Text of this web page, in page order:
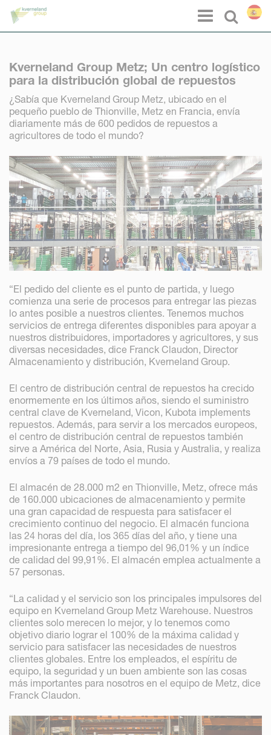
Select
Menu
Kverneland Group Metz; Un centro logístico
para la distribución global de repuestos
¿Sabía que Kverneland Group Metz, ubicado en el
pequeño pueblo de Thionville, Metz en Francia, envía
diariamente más de 600 pedidos de repuestos a
agricultores de todo el mundo?
“El pedido del cliente es el punto de partida, y luego
comienza una serie de procesos para entregar las piezas
lo antes posible a nuestros clientes. Tenemos muchos
servicios de entrega diferentes disponibles para apoyar a
nuestros distribuidores, importadores y agricultores, y sus
diversas necesidades, dice Franck Claudon, Director
Almacenamiento y distribución, Kverneland Group.
El centro de distribución central de repuestos ha crecido
enormemente en los últimos años, siendo el suministro
central clave de Kverneland, Vicon, Kubota implements
repuestos. Además, para servir a los mercados europeos,
el centro de distribución central de repuestos también
sirve a América del Norte, Asia, Rusia y Australia, y realiza
envíos a 79 países de todo el mundo.
El almacén de 28.000 m2 en Thionville, Metz, ofrece más
de 160.000 ubicaciones de almacenamiento y permite
una gran capacidad de respuesta para satisfacer el
crecimiento continuo del negocio. El almacén funciona
las 24 horas del día, los 365 días del año, y tiene una
impresionante entrega a tiempo del 96,01% y un índice
de calidad del 99,91%. El almacén emplea actualmente a
57 personas.
“La calidad y el servicio son los principales impulsores del
equipo en Kverneland Group Metz Warehouse. Nuestros
clientes solo merecen lo mejor, y lo tenemos como
objetivo diario lograr el 100% de la máxima calidad y
servicio para satisfacer las necesidades de nuestros
clientes globales. Entre los empleados, el espíritu de
equipo, la seguridad y un buen ambiente son las cosas
más importantes para nosotros en el equipo de Metz, dice
Franck Claudon.
Panel de gestión de cookies